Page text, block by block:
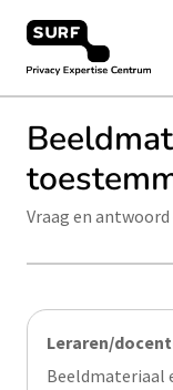
naar
content
Privacy Expertise
Vraag en
Leraren/
Beeldmateriaal